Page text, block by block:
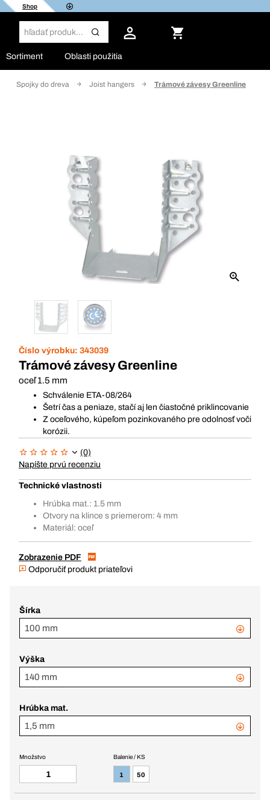
Shop
Sortiment Oblasti použitia
Spojky do dreva Joist hangers Trámové závesy Greenline
Číslo výrobku: 343039
Trámové závesy Greenline
oceľ 1.5 mm
Schválenie ETA-08/264
Šetrí čas a peniaze, stačí aj len čiastočné priklincovanie
Z oceľového, kúpeľom pozinkovaného pre odolnosť voči
korózii.
(0)
Napíšte prvú recenziu
Technické vlastnosti
Hrúbka mat.: 1.5 mm
Otvory na klince s priemerom: 4 mm
Materiál: oceľ
Zobrazenie PDF
Odporučiť produkt priateľovi
Šírka
100 mm
Výška
140 mm
Hrúbka mat.
1,5 mm
Balenie / KS
1 50
Množstvo